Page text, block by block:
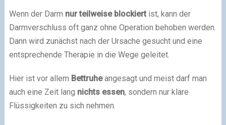
Wenn der Darm nur teilweise blockiertist, kann der
Darmverschluss oft ganz ohne Operation behoben werden.
Dann wird zunächst nach der Ursache gesucht und eine
entsprechende Therapie in die Wege geleitet.
Hier ist vor allem Bettruheangesagt und meist darf man
auch eine Zeit lang nichts essen, sondern nur klare
Flüssigkeiten zu sich nehmen.